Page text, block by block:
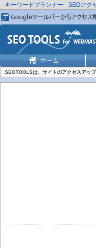
キーワードプランナー SEOアク
SEOTOOLSは、サイトのアクセスアッ